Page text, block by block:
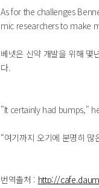
As for the challenges
mic researchers to make
베넷은 신약 개발을 위해 몇
다.
"It certainly had bumps,"
“여기까지 오기에 분명히
번역출처 : http://